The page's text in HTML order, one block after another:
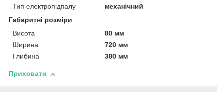
Тип електропідпалу
механічний
Габаритні розміри
Висота
80 мм
Ширина
720 мм
Глибина
380 мм
Приховати